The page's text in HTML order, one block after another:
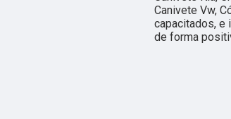
Canivete Vw,
capacitados, e
de forma